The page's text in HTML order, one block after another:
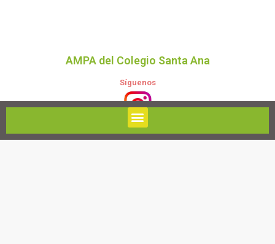
AMPA del Colegio Santa Ana
Síguenos